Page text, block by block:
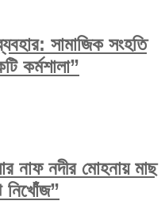
সামাজিক সংহতি
কর্মশালা”
নাফ নদীর মোহনায় মাছ
নিখোঁজ”